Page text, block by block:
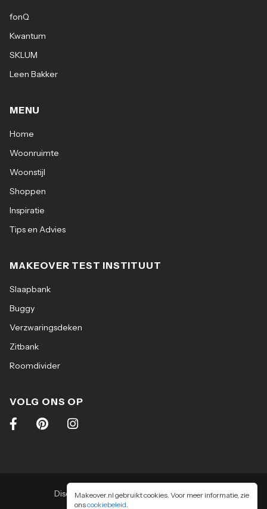
Makeover.nl gebruikt cookies. Voor meer informatie, zie
onscookiebeleid.
fonQ
Kwantum
SKLUM
Leen Bakker
MENU
Home
Woonruimte
Woonstijl
Shoppen
Inspiratie
Tips en Advies
MAKEOVER TEST INSTITUUT
Slaapbank
Buggy
Verzwaringsdeken
Zitbank
Roomdivider
VOLG ONS OP
Disclaimer | Algemene voorwaarden |
Privacy & cookiebeleid